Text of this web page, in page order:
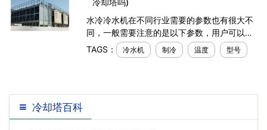
冷却塔吗)
水冷冷水机在不同行业需要的参数也有很大不
同，一般需要注意的是以下参数，用户可以根
据自己的需要，选择不同品牌的机组型号：
TAGS： 冷水机 制冷 温度 型号
冷却塔百科